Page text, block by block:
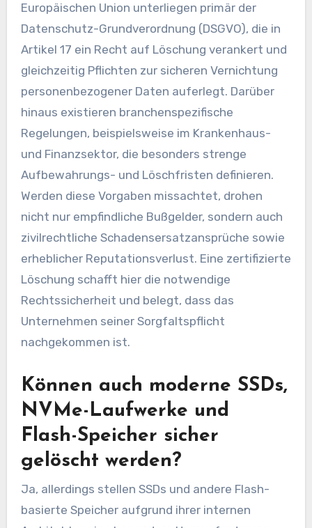
Europäischen Union unterliegen primär der
Datenschutz-Grundverordnung (DSGVO), die in
Artikel 17 ein Recht auf Löschung verankert und
gleichzeitig Pflichten zur sicheren Vernichtung
personenbezogener Daten auferlegt. Darüber
hinaus existieren branchenspezifische
Regelungen, beispielsweise im Krankenhaus-
und Finanzsektor, die besonders strenge
Aufbewahrungs- und Löschfristen definieren.
Werden diese Vorgaben missachtet, drohen
nicht nur empfindliche Bußgelder, sondern auch
zivilrechtliche Schadensersatzansprüche sowie
erheblicher Reputationsverlust. Eine zertifizierte
Löschung schafft hier die notwendige
Rechtssicherheit und belegt, dass das
Unternehmen seiner Sorgfaltspflicht
nachgekommen ist.
Können auch moderne SSDs,
NVMe-Laufwerke und
Flash-Speicher sicher
gelöscht werden?
Ja, allerdings stellen SSDs und andere Flash-
basierte Speicher aufgrund ihrer internen